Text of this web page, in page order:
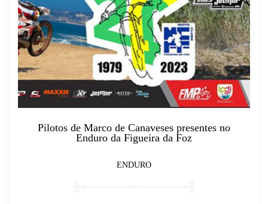
Pilotos de Marco de Canaveses presentes no
Enduro da Figueira da Foz
ENDURO